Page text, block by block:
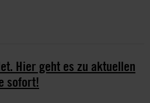
Hier geht es zu aktuellen
sofort!